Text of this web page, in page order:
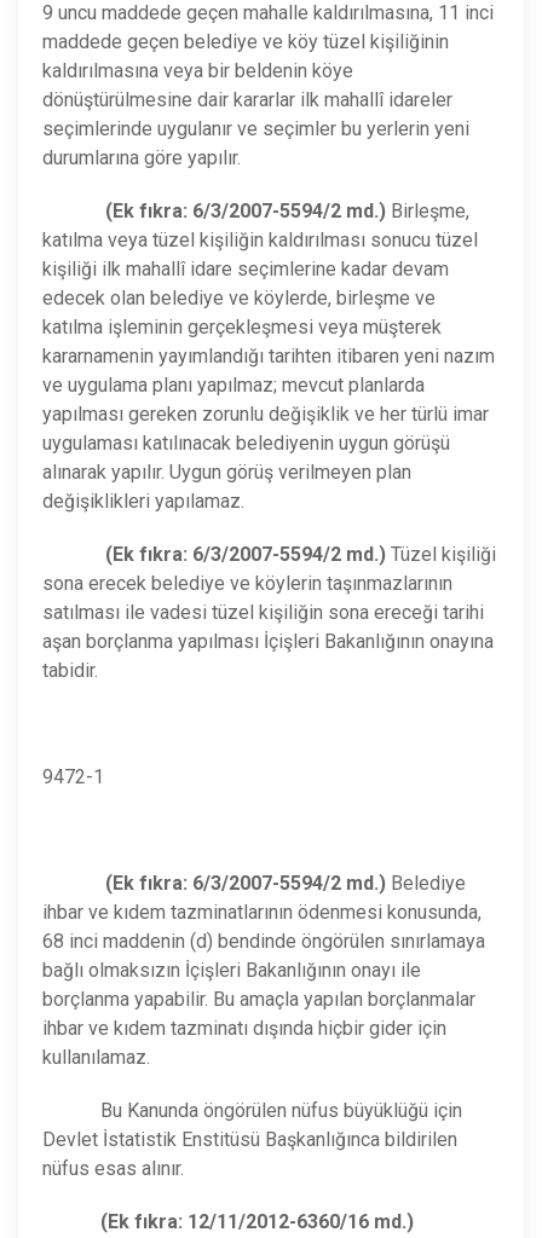
9 uncu maddede geçen mahalle kaldırılmasına, 11 inci
maddede geçen belediye ve köy tüzel kişiliğinin
kaldırılmasına veya bir beldenin köye
dönüştürülmesine dair kararlar ilk mahallî idareler
seçimlerinde uygulanır ve seçimler bu yerlerin yeni
durumlarına göre yapılır.
(Ek fıkra: 6/3/2007-5594/2 md.) Birleşme,
katılma veya tüzel kişiliğin kaldırılması sonucu tüzel
kişiliği ilk mahallî idare seçimlerine kadar devam
edecek olan belediye ve köylerde, birleşme ve
katılma işleminin gerçekleşmesi veya müşterek
kararnamenin yayımlandığı tarihten itibaren yeni nazım
ve uygulama planı yapılmaz; mevcut planlarda
yapılması gereken zorunlu değişiklik ve her türlü imar
uygulaması katılınacak belediyenin uygun görüşü
alınarak yapılır. Uygun görüş verilmeyen plan
değişiklikleri yapılamaz.
(Ek fıkra: 6/3/2007-5594/2 md.) Tüzel kişiliği
sona erecek belediye ve köylerin taşınmazlarının
satılması ile vadesi tüzel kişiliğin sona ereceği tarihi
aşan borçlanma yapılması İçişleri Bakanlığının onayına
tabidir.
9472-1
(Ek fıkra: 6/3/2007-5594/2 md.) Belediye
ihbar ve kıdem tazminatlarının ödenmesi konusunda,
68 inci maddenin (d) bendinde öngörülen sınırlamaya
bağlı olmaksızın İçişleri Bakanlığının onayı ile
borçlanma yapabilir. Bu amaçla yapılan borçlanmalar
ihbar ve kıdem tazminatı dışında hiçbir gider için
kullanılamaz.
Bu Kanunda öngörülen nüfus büyüklüğü için
Devlet İstatistik Enstitüsü Başkanlığınca bildirilen
nüfus esas alınır.
(Ek fıkra: 12/11/2012-6360/16 md.)